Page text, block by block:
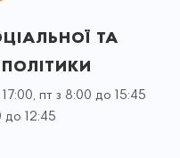
та
пт з 8:00 до 15:45
до 12:45